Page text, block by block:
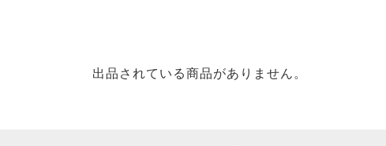
出品されている商品がありません。